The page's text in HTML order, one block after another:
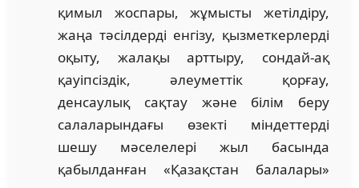
қимыл жоспары, жұмысты жетілдіру,
жаңа тәсілдерді енгізу, қызметкерлерді
оқыту, жалақы арттыру, сондай-ақ
қауіпсіздік, әлеуметтік қорғау,
денсаулық сақтау және білім беру
салаларындағы өзекті міндеттерді
шешу мәселелері жыл басында
қабылданған «Қазақстан балалары»